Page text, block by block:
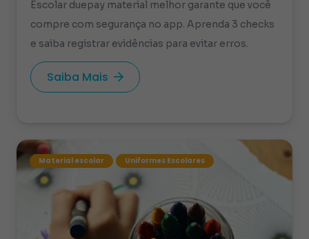
Escolar duepay material melhor garante que você
compre com segurança no app. Aprenda 3 checks
e saiba registrar evidências para evitar erros.
Saiba Mais
Material escolar Uniformes Escolares